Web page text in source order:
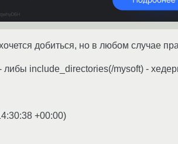
добиться, но в любом случае
либы include_directories(/mysoft) -
+00:00)